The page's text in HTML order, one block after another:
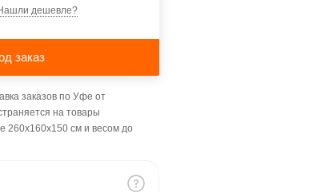
дешевле?
заказ
заказов по Уфе от
на товары
260x160x150 см и весом до